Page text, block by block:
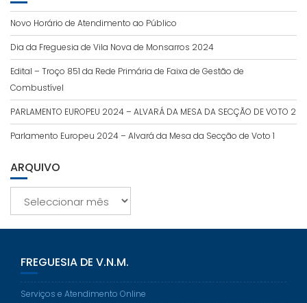
Novo Horário de Atendimento ao Público
Dia da Freguesia de Vila Nova de Monsarros 2024
Edital – Troço 851 da Rede Primária de Faixa de Gestão de
Combustível
PARLAMENTO EUROPEU 2024 – ALVARÁ DA MESA DA SECÇÃO DE VOTO 2
Parlamento Europeu 2024 – Alvará da Mesa da Secção de Voto 1
ARQUIVO
FREGUESIA DE V.N.M.
Serviços e Atendimento Online